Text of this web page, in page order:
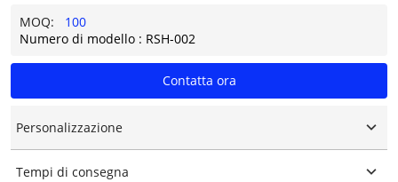
MOQ:
100
Numero di modello : RSH-002
Contatta ora
Personalizzazione
Confezione personalizzata
Tempi di consegna